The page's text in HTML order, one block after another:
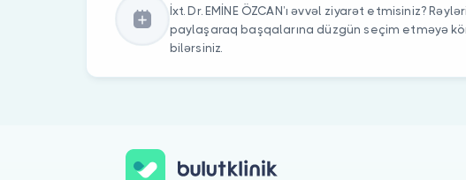
İxt. Dr. EMİNE ÖZCAN’ı əvvəl ziyarət etmisiniz?
paylaşaraq başqalarına düzgün seçim etməyə
bilərsiniz.